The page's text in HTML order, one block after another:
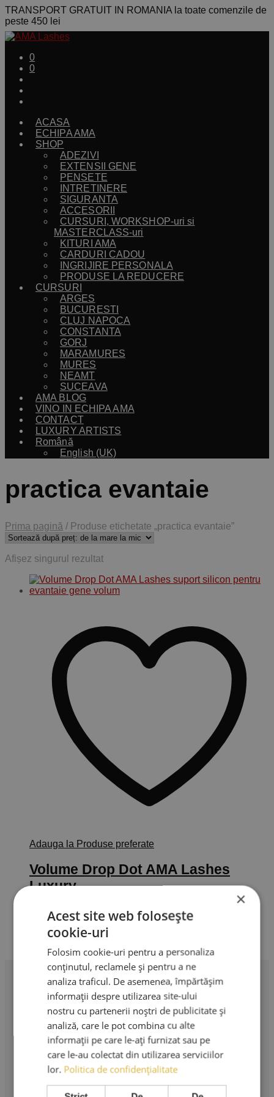
TRANSPORT GRATUIT IN ROMANIA la toate comenzile de
peste 450 lei
0
0
ACASA
ECHIPA AMA
SHOP
ADEZIVI
EXTENSII GENE
PENSETE
INTRETINERE
SIGURANTA
ACCESORII
CURSURI, WORKSHOP-uri si
MASTERCLASS-uri
KITURI AMA
CARDURI CADOU
INGRIJIRE PERSONALA
PRODUSE LA REDUCERE
CURSURI
ARGES
BUCURESTI
CLUJ NAPOCA
CONSTANTA
GORJ
MARAMURES
MURES
NEAMT
SUCEAVA
AMA BLOG
VINO IN ECHIPA AMA
CONTACT
LUXURY ARTISTS
Română
English (UK)
practica evantaie
Prima pagină / Produse etichetate „practica evantaie”
Afișez singurul rezultat
Adauga la Produse preferate
Volume Drop Dot AMA Lashes
Luxury
5,00lei – 70,00leiInterval de prețuri: 5,00 lei până la
70,00 lei TVA Inclus Selectează opțiunile
are mai multe variații. Opțiunile pot fi alese în pagina
Profesionalism în extensii de gene. Produse premium,
instrumente profesionale și cursuri de specialitate.
AMA LASHES SRL
Sediu social: București
Strada Murgeni nr. 5
×
Acest site web folosește
cookie-uri
Folosim cookie-uri pentru a personaliza
conținutul, reclamele și pentru a ne
analiza traficul. De asemenea, împărtășim
informații despre utilizarea site-ului
nostru cu partenerii noștri de publicitate și
analiză, care le pot combina cu alte
informații pe care le-ați furnizat sau pe
care le-au colectat din utilizarea serviciilor
lor. Politica de confidențialitate